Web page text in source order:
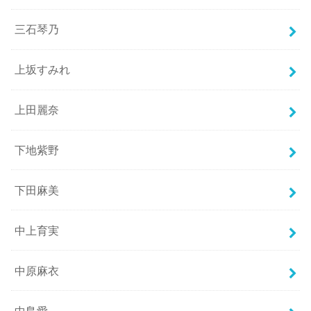
三石琴乃
上坂すみれ
上田麗奈
下地紫野
下田麻美
中上育実
中原麻衣